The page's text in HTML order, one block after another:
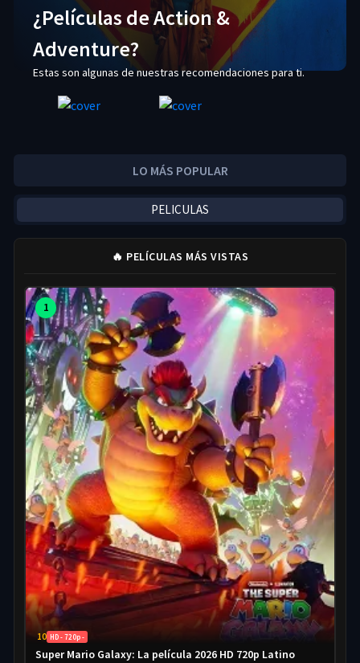
¿Películas de Action &
Adventure?
Estas son algunas de nuestras recomendaciones para ti.
LO MÁS POPULAR
PELICULAS
🔥 PELÍCULAS MÁS VISTAS
1
10 HD - 720p -
Super Mario Galaxy: La película 2026 HD 720p Latino